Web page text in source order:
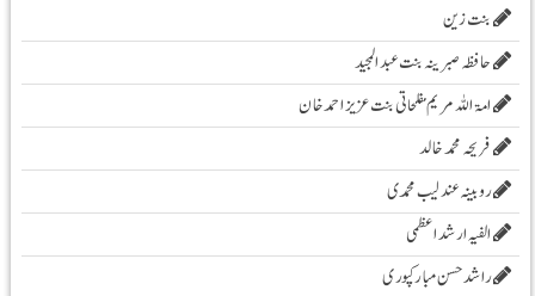
بنت زین
حافظہ صبرینہ بنت عبد المجید
امۃ اللہ مریم مفلحاتی بنت عزیز احمد خان
فریحہ محمد خالد
روبینہ عندلیب محمدی
الفیہ ارشد اعظمی
راشد حسن مبارکپوری